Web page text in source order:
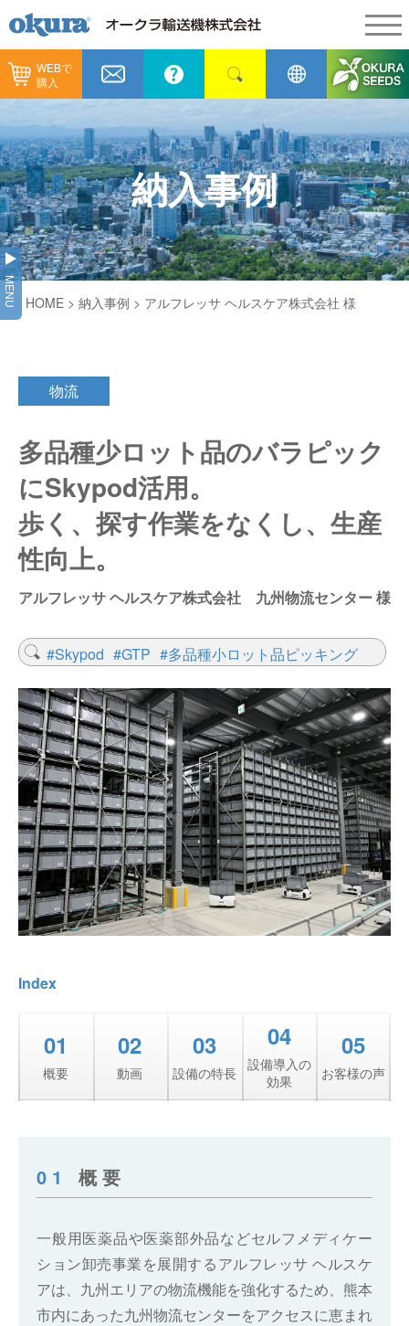
WEBで
購入
製品情報
製品情報
コンベヤ機器
コンベヤ機器を探す
用途から探す
コンベヤ機器の技術情報
GTPシステム
仕分けシステム
ピッキングシステム
保管システム
パレタイズ・デパレタイズシステム
バーチカル装置（垂直搬送機）
周辺機器
納入事例
納入事例
全業種
製造
物流
通販
食品
メンテナンス
カタログ／CAD
会社情報
会社情報
企業理念
会社概要
事業所一覧
オークラグループ
採用情報
オークラミュージアム
新着情報
生産終了品
物流用語集
オークラ育英財団
プライバシーポリシー
サイトポリシー
納入事例
MENU HOME > 納入事例 > アルフレッサ ヘルスケア株式会社 様
物流
多品種少ロット品のバラピック
にSkypod活用。
歩く、探す作業をなくし、生産
性向上。
アルフレッサ ヘルスケア株式会社 九州物流センター 様
#Skypod #GTP #多品種小ロット品ピッキング
Index
01
概要
02
動画
03
設備の特長
04
設備導入の
効果
05
お客様の声
概要
01
一般用医薬品や医薬部外品などセルフメディケー
ション卸売事業を展開するアルフレッサ ヘルスケ
アは、九州エリアの物流機能を強化するため、熊本
市内にあった九州物流センターをアクセスに恵まれ